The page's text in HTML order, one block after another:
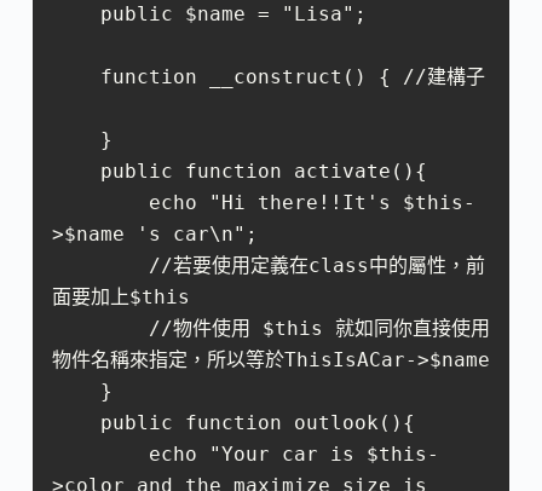
>$name 's car\n";
面要加上$this
物件名稱來指定，所以等於ThisIsACar->$name
>color and the maximize size is